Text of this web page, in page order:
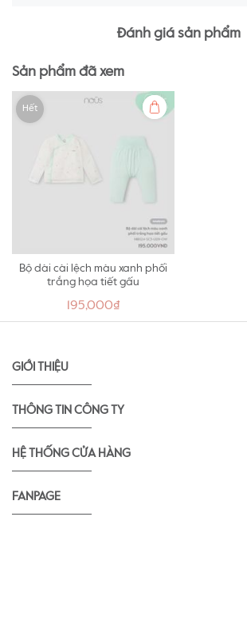
Đánh giá sản phẩm
Sản phẩm đã xem
Hết
Bộ dài cài lệch màu xanh phối
trắng họa tiết gấu
195,000₫
GIỚI THIỆU
THÔNG TIN CÔNG TY
HỆ THỐNG CỬA HÀNG
FANPAGE